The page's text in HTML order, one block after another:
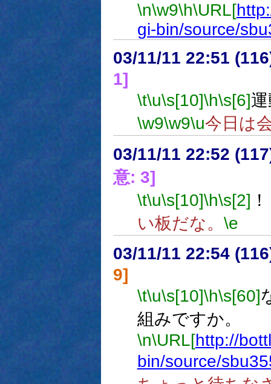
\n\w9\h\URL[
gi-bin/source/
03/11/11 22:51
1]
\t\u\s[10]\h\s[6]
\w9\w9\u今日は
03/11/11 22:52
意: 3]
\t\u\s[10]\h\s[2]
い板だな。 \e
03/11/11 22:54
9]
\t\u\s[10]\h\s[60]
組みですか。
\n\URL[http://
bin/source/